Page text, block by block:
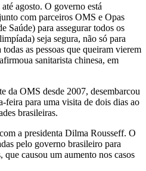
agosto. O governo está
com parceiros OMS e Opas
Saúde) para assegurar todos os
seja segura, não só para
as pessoas que queiram vierem
sanitarista chinesa, em
da OMS desde 2007, desembarcou
feira para uma visita de dois dias ao
brasileiras.
a presidenta Dilma Rousseff. O
pelo governo brasileiro para
causou um aumento nos casos